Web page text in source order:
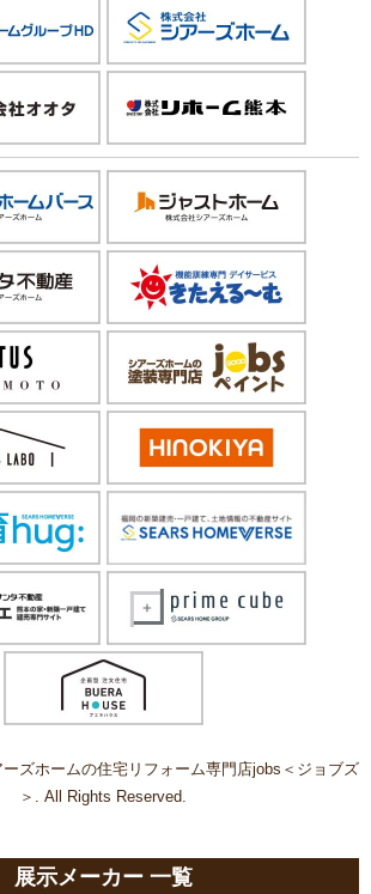
ズホームの住宅リフォーム専門店jobs＜ジョブズ
＞. All Rights Reserved.
展示メーカー 一覧